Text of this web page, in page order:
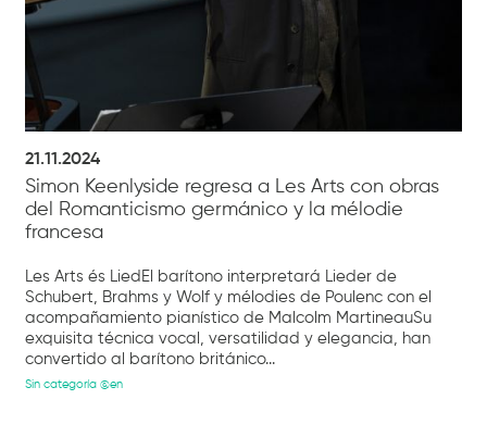
21.11.2024
Simon Keenlyside regresa a Les Arts con obras
del Romanticismo germánico y la mélodie
francesa
Les Arts és LiedEl barítono interpretará Lieder de
Schubert, Brahms y Wolf y mélodies de Poulenc con el
acompañamiento pianístico de Malcolm MartineauSu
exquisita técnica vocal, versatilidad y elegancia, han
convertido al barítono británico...
Sin categoría @en